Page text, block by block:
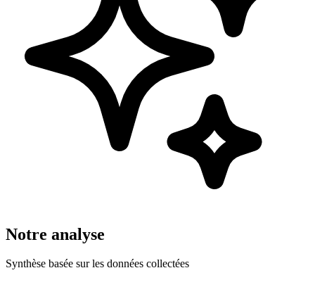
Notre analyse
Synthèse basée sur les données collectées